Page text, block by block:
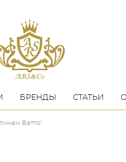
БРЕНДЫ СТАТЬИ
Ватто"